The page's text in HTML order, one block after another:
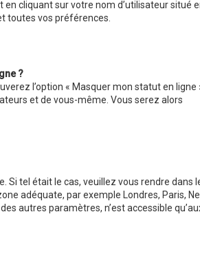
en cliquant sur votre nom d’utilisateur situé
toutes vos préférences.
?
l’option « Masquer mon statut en ligne
et de vous-même. Vous serez alors
Si tel était le cas, veuillez vous rendre dans
adéquate, par exemple Londres, Paris,
autres paramètres, n’est accessible